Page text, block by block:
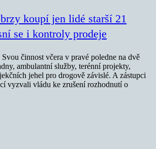
koupí jen lidé starší 21
se i kontroly prodeje
činnost včera v pravé poledne na dvě
ambulantní služby, terénní projekty,
jehel pro drogově závislé. A zástupci
vyzvali vládu ke zrušení rozhodnutí o